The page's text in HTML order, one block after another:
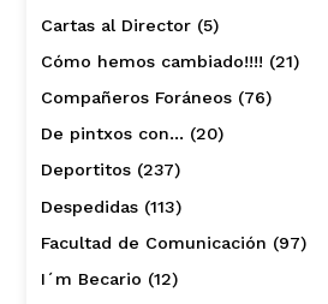
Cartas al Director(5)
Cómo hemos cambiado!!!! (21)
Compañeros Foráneos(76)
De pintxos con… (20)
Deportitos(237)
Despedidas(113)
Facultad de Comunicación (97)
I´m Becario (12)